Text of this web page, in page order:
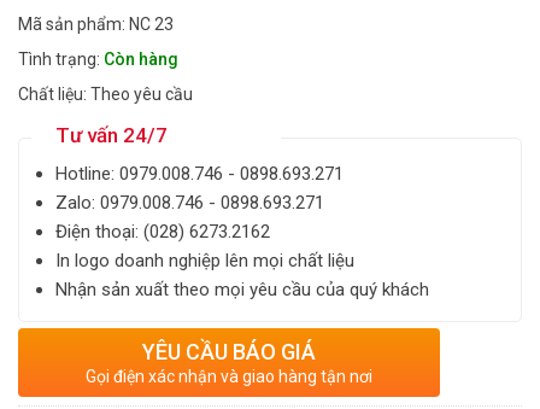
Mã sản phẩm: NC 23
Tình trạng: Còn hàng
Chất liệu: Theo yêu cầu
Tư vấn 24/7
Hotline: ‎0979.008.746 - 0898.693.271
Zalo: ‎‎0979.008.746 - 0898.693.271
Điện thoại: ‎(028) 6273.2162
In logo doanh nghiệp lên mọi chất liệu
Nhận sản xuất theo mọi yêu cầu của quý khách
YÊU CẦU BÁO GIÁ
Gọi điện xác nhận và giao hàng tận nơi